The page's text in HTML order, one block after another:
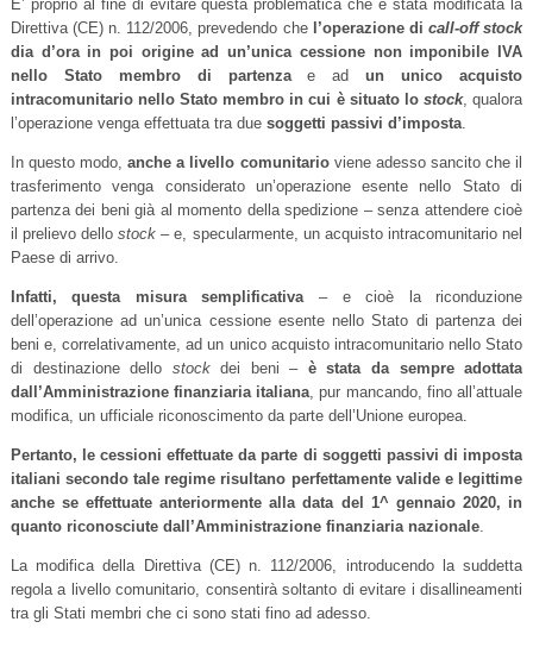
E’ proprio al fine di evitare questa problematica che è stata modificata la
Direttiva (CE) n. 112/2006, prevedendo che l’operazione di call-off stock
dia d’ora in poi origine ad un’unica cessione non imponibile IVA
nello Stato membro di partenzae adun unico acquisto
intracomunitario nello Stato membro in cui è situato lo stock, qualora
l’operazione venga effettuata tra due soggetti passivi d’imposta.
In questo modo,anche a livello comunitarioviene adesso sancito che il
trasferimento venga considerato un’operazione esente nello Stato di
partenza dei beni già al momento della spedizione – senza attendere cioè
il prelievo dellostock – e, specularmente, un acquisto intracomunitario nel
Paese di arrivo.
Infatti, questa misura semplificativa – e cioè la riconduzione
dell’operazione ad un’unica cessione esente nello Stato di partenza dei
beni e, correlativamente, ad un unico acquisto intracomunitario nello Stato
di destinazione dello stockdei beni – è stata da sempre adottata
dall’Amministrazione finanziaria italiana , pur mancando, fino all’attuale
modifica, un ufficiale riconoscimento da parte dell’Unione europea.
Pertanto, le cessioni effettuate da parte di soggetti passivi di imposta
italiani secondo tale regime risultano perfettamente valide e legittime
anche se effettuate anteriormente alla data del 1^ gennaio 2020, in
quanto riconosciute dall’Amministrazione finanziaria nazionale.
La modifica della Direttiva (CE) n. 112/2006, introducendo la suddetta
regola a livello comunitario, consentirà soltanto di evitare i disallineamenti
tra gli Stati membri che ci sono stati fino ad adesso.